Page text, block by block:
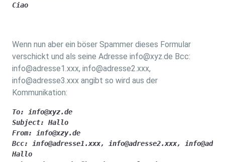
Ciao
Wenn nun aber ein böser Spammer dieses Formular
verschickt und als seine Adresse info@xyz.de Bcc:
info@adresse1.xxx, info@adresse2.xxx,
info@adresse3.xxx angibt so wird aus der
Kommunikation:
To: info@xyz.de
Subject: Hallo
From: info@xzy.de
Bcc: info@adresse1.xxx, info@adresse2.xxx,
Hallo